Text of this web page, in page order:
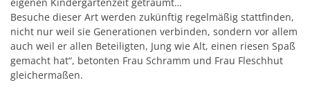
Besuche dieser Art werden zukünftig regelmäßig stattfinden,
nicht nur weil sie Generationen verbinden, sondern vor allem
auch weil er allen Beteiligten, Jung wie Alt, einen riesen Spaß
gemacht hat“, betonten Frau Schramm und Frau Fleschhut
gleichermaßen.